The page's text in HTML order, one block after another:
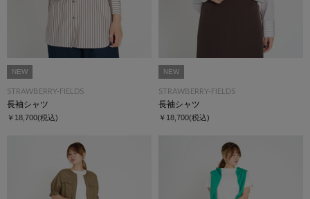
NEW
STRAWBERRY-FIELDS
長袖シャツ
￥18,700(税込)
NEW
STRAWBERRY-FIELDS
長袖シャツ
￥18,700(税込)